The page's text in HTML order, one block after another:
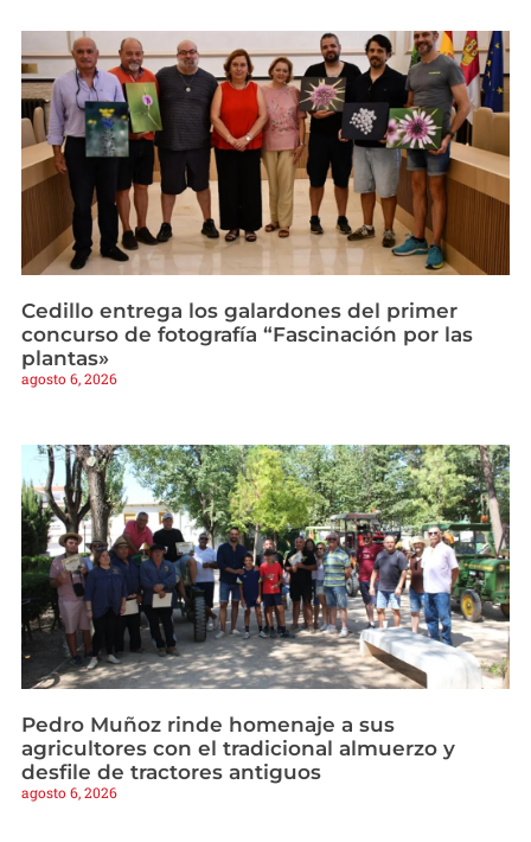
Cedillo entrega los galardones del primer
concurso de fotografía “Fascinación por las
plantas»
agosto 6, 2026
Pedro Muñoz rinde homenaje a sus
agricultores con el tradicional almuerzo y
desfile de tractores antiguos
agosto 6, 2026